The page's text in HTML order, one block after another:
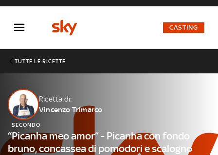
FACTOR
Cos’altro vedere:
PROGRAMMI SKY
Un mondo di offerte:
SKY.IT
NOW
CASTING
TUTTE LE RICETTE
Ricetta di:
Vincenzo Trimarco
SECONDO
“Picanha meo amor” - Picanha con fondo
bruno, concassea di pomodori e scalogno